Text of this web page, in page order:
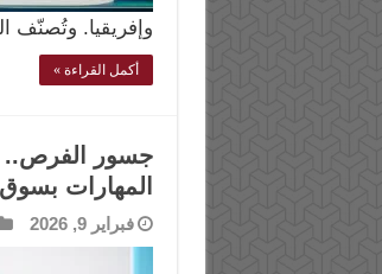
وإفريقيا. وتُصنّف
أكمل القراءة »
المهارات
فبراير 9, 2026